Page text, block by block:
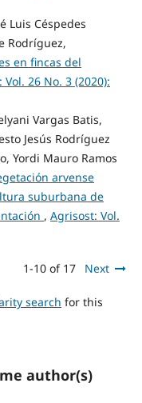
Luis Céspedes
Rodríguez,
en fincas del
26 No. 3 (2020):
Vargas Batis,
Jesús Rodríguez
Yordi Mauro Ramos
arvense
suburbana de
, Agrisost: Vol.
1-10 of 17 Next
search for this
author(s)